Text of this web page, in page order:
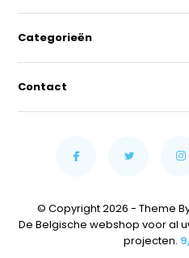
Categorieën
Contact
© Copyright 2026 - Theme
De Belgische webshop voor al
projecten.